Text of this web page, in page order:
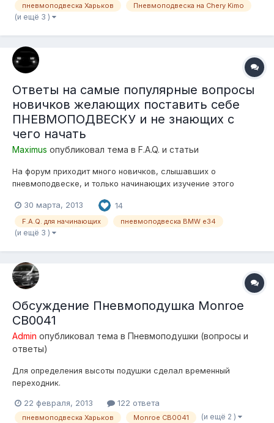
пневмоподвеска Харьков Пневмоподвеска на Chery Kimo
(и ещё 3 )
Ответы на самые популярные вопросы
новичков желающих поставить себе
ПНЕВМОПОДВЕСКУ и не знающих с
чего начать
Maximus опубликовал тема в F.A.Q. и статьи
На форум приходит много новичков, слышавших о
пневмоподвеске, и только начинающих изучение этого
"ПНЕВМУ", но не знают с чего начать! Почти все, создав свою
тему, задают одни и те же вопросы! Опытные
Пневмоподвеско-строители, относятся с пони...
30 марта, 2013 14
F.A.Q. для начинающих пневмоподвеска BMW e34
(и ещё 3 )
Обсуждение Пневмоподушка Monroe
CB0041
Admin опубликовал тема в Пневмоподушки (вопросы и
ответы)
Для определения высоты подушки сделал временный
переходник.
22 февраля, 2013 122 ответа
пневмоподвеска Харьков Monroe CB0041 (и ещё 2 )